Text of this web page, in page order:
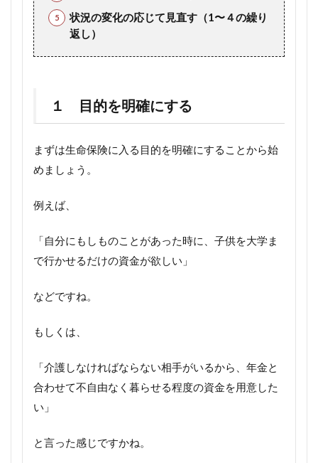
状況の変化の応じて見直す（1〜４の繰り
返し）
１ 目的を明確にする
まずは生命保険に入る目的を明確にすることから始
めましょう。
例えば、
「自分にもしものことがあった時に、子供を大学ま
で行かせるだけの資金が欲しい」
などですね。
もしくは、
「介護しなければならない相手がいるから、年金と
合わせて不自由なく暮らせる程度の資金を用意した
い」
と言った感じですかね。